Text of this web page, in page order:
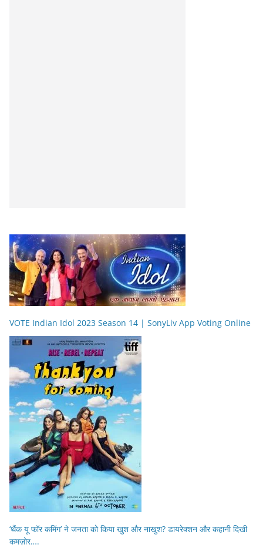
VOTE Indian Idol 2023 Season 14 | SonyLiv App Voting Online
‘थैंक यू फॉर कमिंग’ ने जनता को किया खुश और नाखुश? डायरेक्शन और कहानी दिखी
कमज़ोर….